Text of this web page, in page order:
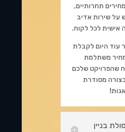
תחרותיים,
על שירות אדיב
אישית לכל לקוח.
עוד היום לקבלת
משתלמת
שהפרויקט שלכם
מסודרת
בניין